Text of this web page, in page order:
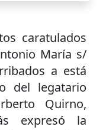
caratulados
María s/
a está
del legatario
Quirno,
expresó la